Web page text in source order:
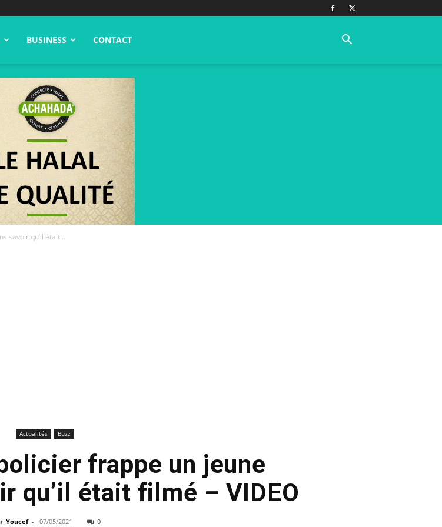
BUSINESS CONTACT
savoir qu’il était...
Actualités Buzz
frappe un jeune
qu’il était filmé – VIDEO
Youcef - 07/05/2021 0